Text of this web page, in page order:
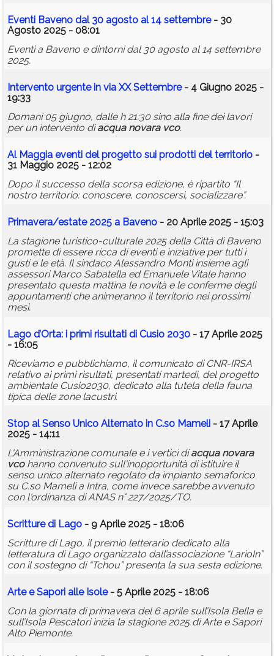
Eventi Baveno dal 30 agosto al 14 settembre- 30
Agosto 2025 - 08:01
Eventi a Baveno e dintorni dal 30 agosto al 14 settembre
2025.
Intervento urgente in via XX Settembre- 4 Giugno 2025 -
19:33
Domani 05 giugno, dalle h 21:30 sino alla fine dei lavori
per un intervento diacqua novara vco.
Al Maggia eventi del progetto sui prodotti del territorio -
31 Maggio 2025 - 12:02
Dopo il successo della scorsa edizione, è ripartito “Il
nostro territorio: conoscere, conoscersi, socializzare”.
Primavera/estate 2025 a Baveno - 20 Aprile 2025 - 15:03
La stagione turistico-culturale 2025 della Città di Baveno
promette di essere ricca di eventi e iniziative per tutti i
gusti e le età. Il sindaco Alessandro Monti insieme agli
assessori Marco Sabatella ed Emanuele Vitale hanno
presentato questa mattina le novità e le conferme degli
appuntamenti che animeranno il territorio nei prossimi
mesi.
Lago d’Orta: i primi risultati di Cusio 2030 - 17 Aprile 2025
- 16:05
Riceviamo e pubblichiamo, il comunicato di CNR-IRSA
relativo ai primi risultati, presentati martedì, del progetto
ambientale Cusio2030, dedicato alla tutela della fauna
tipica delle zone lacustri.
Stop al Senso Unico Alternato in C.so Mameli - 17 Aprile
2025 - 14:11
L'Amministrazione comunale e i vertici diacqua novara
vcohanno convenuto sull'inopportunità di istituire il
senso unico alternato regolato da impianto semaforico
su C.so Mameli a Intra, come invece sarebbe avvenuto
con l'ordinanza di ANAS n° 227/2025/TO.
Scritture di Lago - 9 Aprile 2025 - 18:06
Scritture di Lago, il premio letterario dedicato alla
letteratura di Lago organizzato dall’associazione “LarioIn”
con il sostegno di “Tchou” presenta la sua sesta edizione.
Arte e Sapori alle Isole- 5 Aprile 2025 - 18:06
Con la giornata di primavera del 6 aprile sull’Isola Bella e
sull’Isola Pescatori inizia la stagione 2025 di Arte e Sapori
Alto Piemonte.